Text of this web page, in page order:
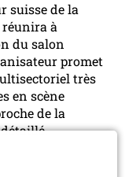
suisse de la
réunira à
du salon
promet
très
en scène
de la